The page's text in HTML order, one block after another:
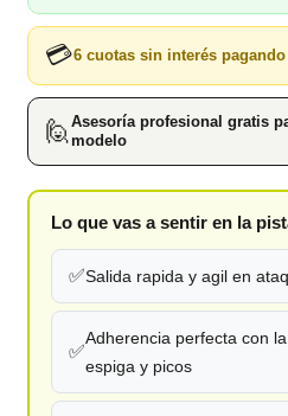
💳6 cuotas sin interés
🙋Asesoría profesional gratis
modelo
Lo que vas a sentir en la
✅Salida rapida y agil en
✅
Adherencia perfecta con
espiga y picos